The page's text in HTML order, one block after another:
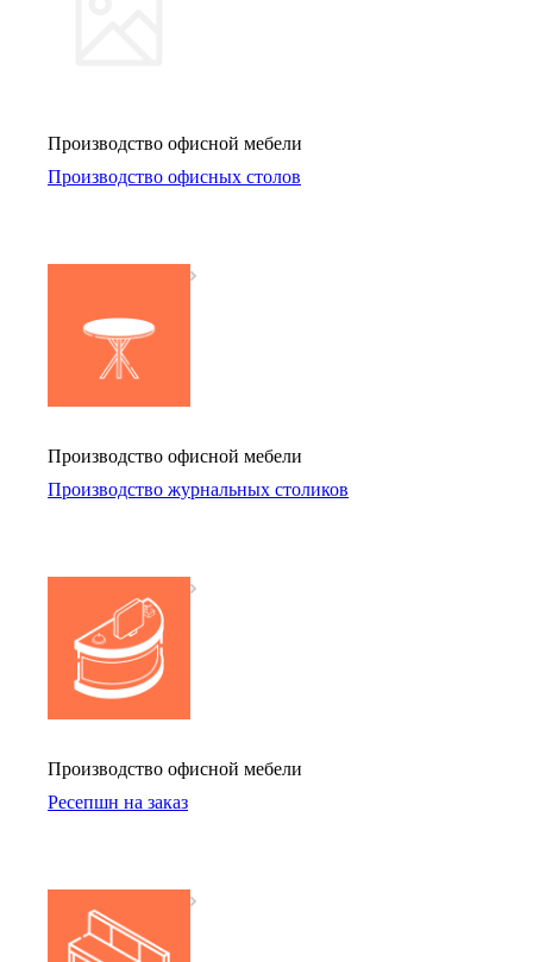
Производство офисной мебели
Производство офисных столов
Производство офисной мебели
Производство журнальных столиков
Производство офисной мебели
Ресепшн на заказ